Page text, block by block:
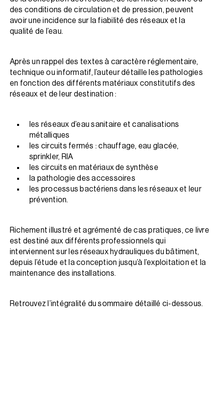
des conditions de circulation et de pression, peuvent
avoir une incidence sur la fiabilité des réseaux et la
qualité de l’eau.
Après un rappel des textes à caractère réglementaire,
technique ou informatif, l’auteur détaille les pathologies
en fonction des différents matériaux constitutifs des
réseaux et de leur destination :
les réseaux d’eau sanitaire et canalisations
métalliques
les circuits fermés : chauffage, eau glacée,
sprinkler, RIA
les circuits en matériaux de synthèse
la pathologie des accessoires
les processus bactériens dans les réseaux et leur
prévention.
Richement illustré et agrémenté de cas pratiques, ce livre
est destiné aux différents professionnels qui
interviennent sur les réseaux hydrauliques du bâtiment,
depuis l’étude et la conception jusqu’à l’exploitation et la
maintenance des installations.
Retrouvez l’intégralité du sommaire détaillé ci-dessous.